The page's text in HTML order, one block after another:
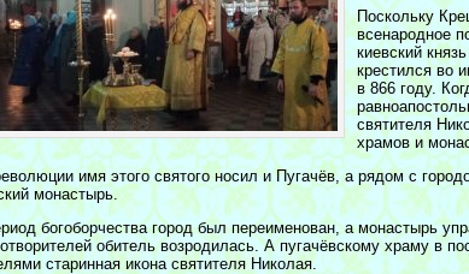
Поскольку
всенародное
киевский
крестился во
в 866 году.
святителя
храмов и
имя этого святого носил и Пугачёв, а рядом с
монастырь.
богоборчества город был переименован, а монастырь
обитель возродилась. А пугачёвскому храму в
старинная икона святителя Николая.